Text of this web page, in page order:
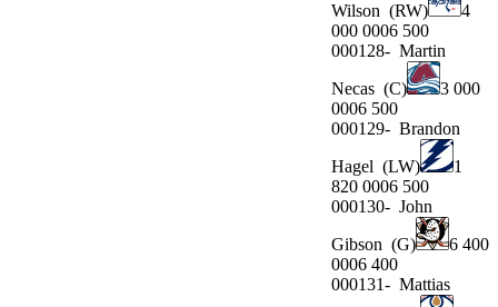
Wilson (RW)
4
000 0006 500
000128- Martin
Necas (C)
3 000
0006 500
000129- Brandon
Hagel (LW)
1
820 0006 500
000130- John
Gibson (G)
6 400
0006 400
000131- Mattias